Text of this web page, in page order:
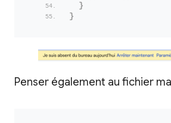
}
}
Penser également au fichier